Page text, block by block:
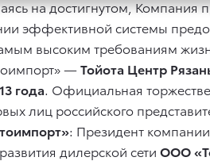
на достигнутом,
эффективной системы
высоким требованиям
—Тойота Центр
года. Официальная
лиц российского
: Президент
дилерской сети ООО